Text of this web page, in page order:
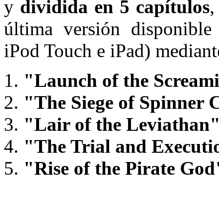
y dividida en 5 capítulos,
última versión
iPod Touch e iPad)
"Launch of the
"The Siege of Spinner
"Lair of the
"The Trial and
"Rise of the Pirate